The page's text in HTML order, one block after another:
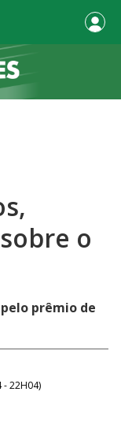
o
prêmio de
- 22H04)